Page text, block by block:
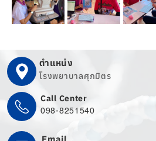
ตำแหน่ง
โรงพยาบาลศุภมิตร
Call Center
098-8251540